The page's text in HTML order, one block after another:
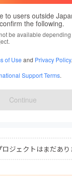
to users outside
the following.
be available
of Use and Privacy Policy.
Support Terms.
Continue
mekashiya
福岡県
ジェクトはまだあり